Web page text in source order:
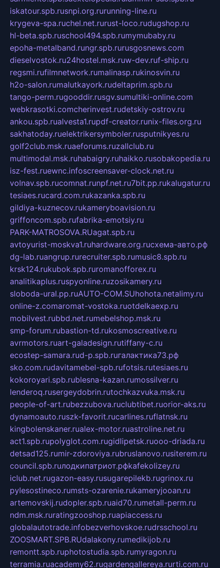
iskatour.spb.rusnpi.org.rurunning-line.ru
krygeva-spa.ruchel.net.rurust-loco.rudugshop.ru
hl-beta.spb.ruschool494.spb.rumymubaby.ru
epoha-metalband.rungr.spb.rurusgosnews.com
dieselvostok.ru24hostel.msk.ruw-dev.ruf-ship.ru
regsmi.rufilmnetwork.rumalinasp.rukinosvin.ru
h2o-salon.rumalutkayork.rudeltaprim.spb.ru
tango-perm.rugooddir.rusgv.sumultiki-online.com
webkrasotki.comcherinvest.rudetskiy-ostrov.ru
ankou.spb.rualvesta1.rupdf-creator.runix-files.org.ru
sakhatoday.ruelektrikersymboler.rusputnikyes.ru
golf2club.msk.ruaeforums.ruzallclub.ru
multimodal.msk.ruhabaigry.ruhaikko.rusobakopedia.ru
isz-fest.ruewnc.infoscreensaver-clock.net.ru
volnav.spb.rucomnat.runpf.net.ru7bit.pp.rukalugatur.ru
tesiaes.rucard.com.rukazanka.spb.ru
gildiya-kuznecov.rukameryboavision.ru
griffoncom.spb.rufabrika-emotsiy.ru
PARK-MATROSOVA.RUagat.spb.ru
avtoyurist-moskva1.ruhardware.org.ruсхема-авто.рф
dg-lab.ruangrup.rurecruiter.spb.rumusic8.spb.ru
krsk124.rukubok.spb.ruromanofforex.ru
analitikaplus.ruspyonline.ruzosikamery.ru
sloboda-ural.pp.ruAUTO-COM.SUhohota.netalimy.ru
online-z.comaromat-vostoka.ruotdelkaexp.ru
mobilvest.rubbd.net.rumebelshop.msk.ru
smp-forum.rubastion-td.rukosmoscreative.ru
avrmotors.ruart-galadesign.rutiffany-c.ru
ecostep-samara.rud-p.spb.ruгалактика73.рф
sko.com.rudavitamebel-spb.rufotsis.rutesiaes.ru
kokoroyari.spb.rublesna-kazan.rumossilver.ru
lenderoq.rusergeydobrin.rutochkazvuka.msk.ru
people-of-art.rubezzubova.ruclubtibet.ruorior-aks.ru
dynamoauto.ruszk-favorit.rucarlines.ruflatnsk.ru
kingbolenskaner.rualex-motor.ruastroline.net.ru
act1.spb.rupolyglot.com.rugidlipetsk.ruooo-driada.ru
detsad125.rumir-zdoroviya.rubruslanovo.rusiterem.ru
council.spb.ruлодкипатриот.рфkafekolizey.ru
iclub.net.rugazon-easy.rusugarepilekb.rugrinox.ru
pylesostineco.rumsts-ozarenie.rukameryjooan.ru
artemovskij.rudopler.spb.ruaid70.rumetall-perm.ru
ndm.msk.ruratingzooshop.ruapiaccess.ru
globalautotrade.infobezverhovskoe.rudrsschool.ru
ZOOSMART.SPB.RUdalakony.rumedikijob.ru
remontt.spb.ruphotostudia.spb.rumyragon.ru
terramia.ruacademy62.rugardengallereya.rurti.com.ru